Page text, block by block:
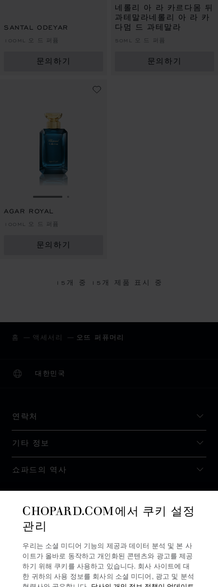
SANTAL ODEYAR
100ML 오 드 퍼퓸
문의하기
네롤리 아 라 카르다몸 뒤
과테말라네롤리 아 라 카
다멈 드 과테말라
50ML 오 드 퍼퓸
문의하기
슬라이드로 이동 1
AGAR ROYAL
100ML 오 드 퍼퓸
문의하기
15개 중 15 개 제품 표시 중
홈 액세서리 오뜨 퍼퓨머리
대한민국
현지화(국가 변경)
국가 변경
연락처
기타 정보
쇼파드의 역사
뉴스레터 구독
CHOPARD.COM에서 쿠키 설정
관리
우리는 소셜 미디어 기능의 제공과 데이터 분석 및 본 사
이트가 올바로 동작하고 개인화된 콘텐츠와 광고를 제공
하기 위해 쿠키를 사용하고 있습니다. 회사 사이트에 대
한 귀하의 사용 정보를 회사의 소셜 미디어, 광고 및 분석